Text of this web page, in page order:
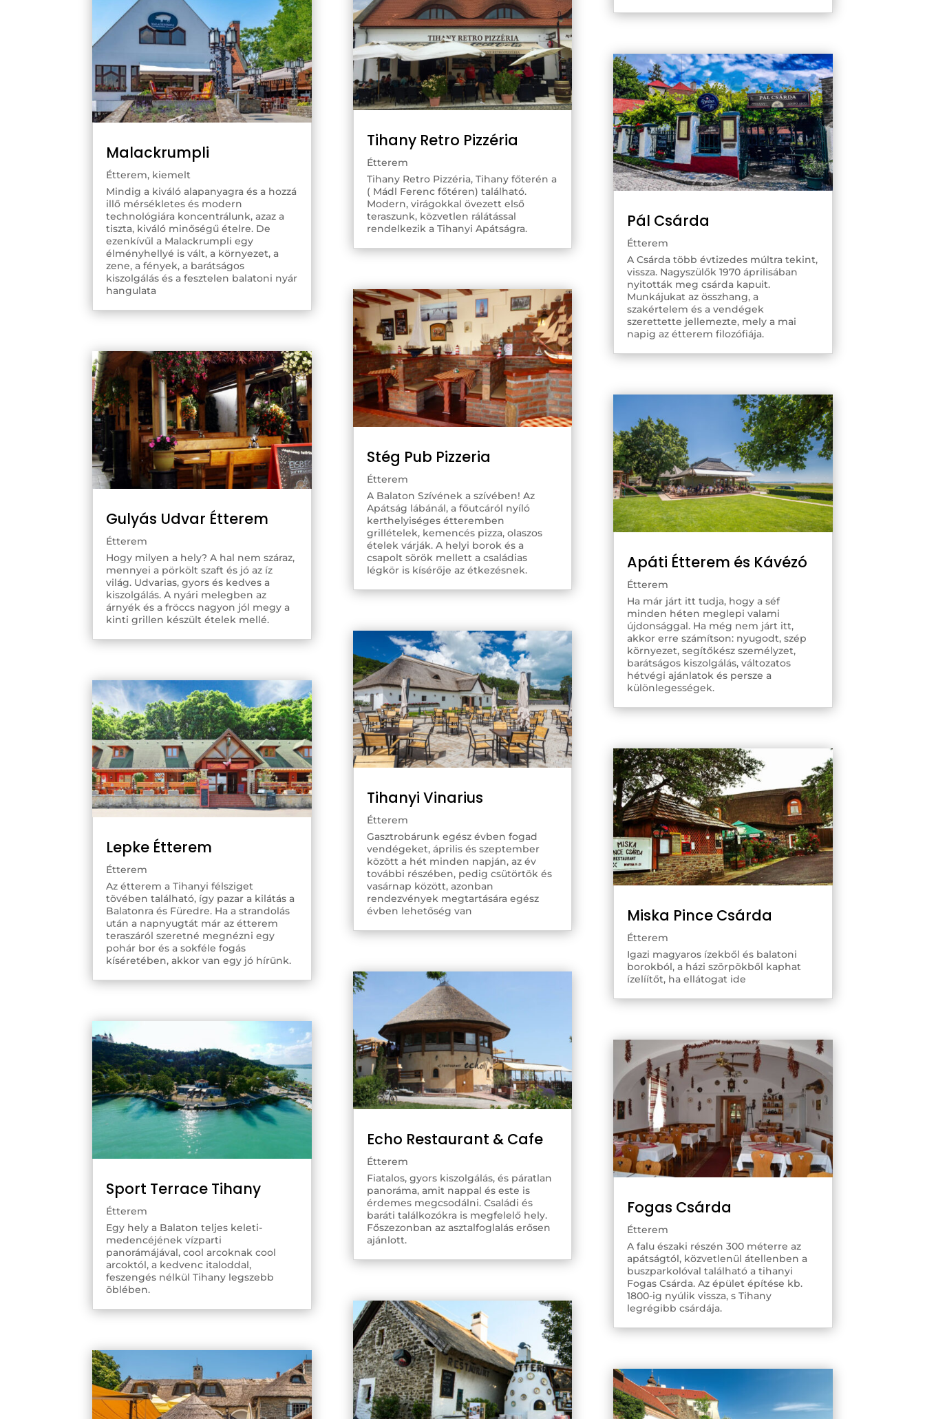
Malackrumpli
Étterem, kiemelt
Mindig a kiváló alapanyagra és a hozzá
illő mérsékletes és modern
technológiára koncentrálunk, azaz a
tiszta, kiváló minőségű ételre. De
ezenkívűl a Malackrumpli egy
élményhellyé is vált, a környezet, a
zene, a fények, a barátságos
kiszolgálás és a fesztelen balatoni nyár
hangulata
Gulyás Udvar Étterem
Étterem
Hogy milyen a hely? A hal nem száraz,
mennyei a pörkölt szaft és jó az íz
világ. Udvarias, gyors és kedves a
kiszolgálás. A nyári melegben az
árnyék és a fröccs nagyon jól megy a
kinti grillen készült ételek mellé.
Lepke Étterem
Étterem
Az étterem a Tihanyi félsziget
tövében található, így pazar a kilátás a
Balatonra és Füredre. Ha a strandolás
után a napnyugtát már az étterem
teraszáról szeretné megnézni egy
pohár bor és a sokféle fogás
kíséretében, akkor van egy jó hírünk.
Sport Terrace Tihany
Étterem
Egy hely a Balaton teljes keleti-
medencéjének vízparti
panorámájával, cool arcoknak cool
arcoktól, a kedvenc italoddal,
feszengés nélkül Tihany legszebb
öblében.
Tihany Retro Pizzéria
Étterem
Tihany Retro Pizzéria, Tihany főterén a
( Mádl Ferenc főtéren) található.
Modern, virágokkal övezett első
teraszunk, közvetlen rálátással
rendelkezik a Tihanyi Apátságra.
Stég Pub Pizzeria
Étterem
A Balaton Szívének a szívében! Az
Apátság lábánál, a főutcáról nyíló
kerthelyiséges étteremben
grillételek, kemencés pizza, olaszos
ételek várják. A helyi borok és a
csapolt sörök mellett a családias
légkör is kísérője az étkezésnek.
Tihanyi Vinarius
Étterem
Gasztrobárunk egész évben fogad
vendégeket, április és szeptember
között a hét minden napján, az év
további részében, pedig csütörtök és
vasárnap között, azonban
rendezvények megtartására egész
évben lehetőség van
Echo Restaurant & Cafe
Étterem
Fiatalos, gyors kiszolgálás, és páratlan
panoráma, amit nappal és este is
érdemes megcsodálni. Családi és
baráti találkozókra is megfelelő hely.
Főszezonban az asztalfoglalás erősen
ajánlott.
Pál Csárda
Étterem
A Csárda több évtizedes múltra tekint,
vissza. Nagyszülők 1970 áprilisában
nyitották meg csárda kapuit.
Munkájukat az összhang, a
szakértelem és a vendégek
szerettette jellemezte, mely a mai
napig az étterem filozófiája.
Apáti Étterem és Kávézó
Étterem
Ha már járt itt tudja, hogy a séf
minden héten meglepi valami
újdonsággal. Ha még nem járt itt,
akkor erre számítson: nyugodt, szép
környezet, segítőkész személyzet,
barátságos kiszolgálás, változatos
hétvégi ajánlatok és persze a
különlegességek.
Miska Pince Csárda
Étterem
Igazi magyaros ízekből és balatoni
borokból, a házi szörpökből kaphat
ízelíítőt, ha ellátogat ide
Fogas Csárda
Étterem
A falu északi részén 300 méterre az
apátságtól, közvetlenül átellenben a
buszparkolóval található a tihanyi
Fogas Csárda. Az épület építése kb.
1800-ig nyúlik vissza, s Tihany
legrégibb csárdája.